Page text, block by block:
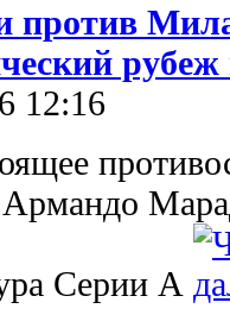
против
рубеж
12:16
Серии А